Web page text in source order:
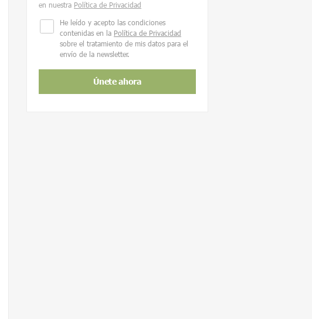
en nuestra Política de Privacidad
He leído y acepto las condiciones
contenidas en la Política de Privacidad
sobre el tratamiento de mis datos para el
envío de la newsletter.